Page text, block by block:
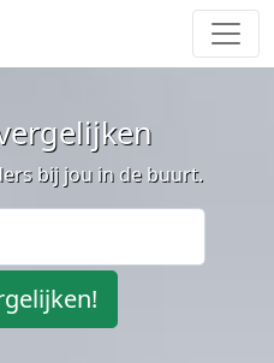
bij jou in de buurt.